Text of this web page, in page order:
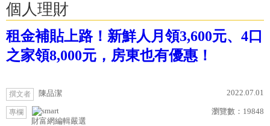
個人理財
租金補貼上路！新鮮人月領3,600元、4口
之家領8,000元，房東也有優惠！
撰文者 陳品潔 2022.07.01
專欄
財富網編輯嚴選
瀏覽數： 19848